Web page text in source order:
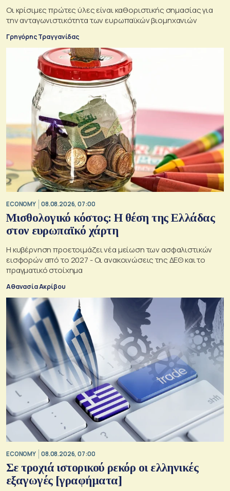
Οι κρίσιμες πρώτες ύλες είναι καθοριστικής σημασίας για
την ανταγωνιστικότητα των ευρωπαϊκών βιομηχανιών
Γρηγόρης Τραγγανίδας
ECONOMY 08.08.2026, 07:00
Μισθολογικό κόστος: Η θέση της Ελλάδας
στον ευρωπαϊκό χάρτη
Η κυβέρνηση προετοιμάζει νέα μείωση των ασφαλιστικών
εισφορών από το 2027 - Οι ανακοινώσεις της ΔΕΘ και το
πραγματικό στοίχημα
Αθανασία Ακρίβου
ECONOMY 08.08.2026, 07:00
Σε τροχιά ιστορικού ρεκόρ οι ελληνικές
εξαγωγές [γραφήματα]